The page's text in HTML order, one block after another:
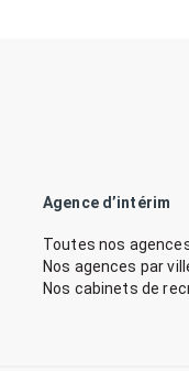
Agence d’intérim
Toutes nos
Nos agences par
Nos cabinets de